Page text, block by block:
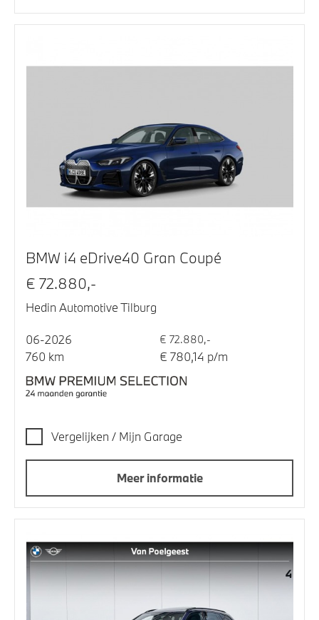
BMW i4 eDrive40 Gran Coupé
€ 72.880,-
Hedin Automotive Tilburg
06-2026 € 72.880,-
760 km € 780,14 p/m
Vergelijken / Mijn Garage
Meer informatie